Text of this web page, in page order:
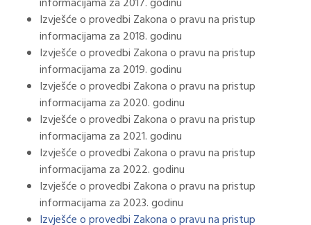
Izvješće o provedbi Zakona o pravu na pristup
informacijama za 2018. godinu
Izvješće o provedbi Zakona o pravu na pristup
informacijama za 2019. godinu
Izvješće o provedbi Zakona o pravu na pristup
informacijama za 2020. godinu
Izvješće o provedbi Zakona o pravu na pristup
informacijama za 2021. godinu
Izvješće o provedbi Zakona o pravu na pristup
informacijama za 2022. godinu
Izvješće o provedbi Zakona o pravu na pristup
informacijama za 2023. godinu
Izvješće o provedbi Zakona o pravu na pristup